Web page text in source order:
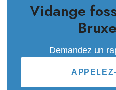
Vidange
Demandez un